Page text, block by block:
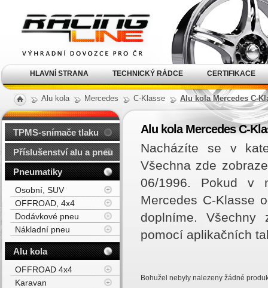
Alu kola Mercedes C-Klasse Alu kola Mercedes C-
Alu kola Mercedes C-
Nacházíte se v
Všechna zde
06/1996. Pokud v
Mercedes C-Klasse
doplníme. Všechny
pomocí aplikačních
Bohužel nebyly nalezeny žádné
TPMS-snímače tlaku
Příslušenství alu a pneu
Pneumatiky
Osobní, SUV
OFFROAD, 4x4
Dodávkové pneu
Nákladní pneu
Alu kola
OFFROAD 4x4
Karavan
kola Racing Line
HLAVNÍ STRANA TECHNICKÝ RÁDCE CERTIFIKACE